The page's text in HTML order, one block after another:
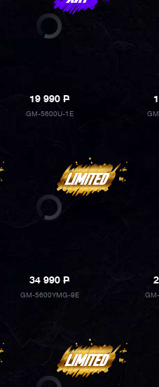
19 990P
GM-5600U-1E
34 990P
GM-5600YMG-9E